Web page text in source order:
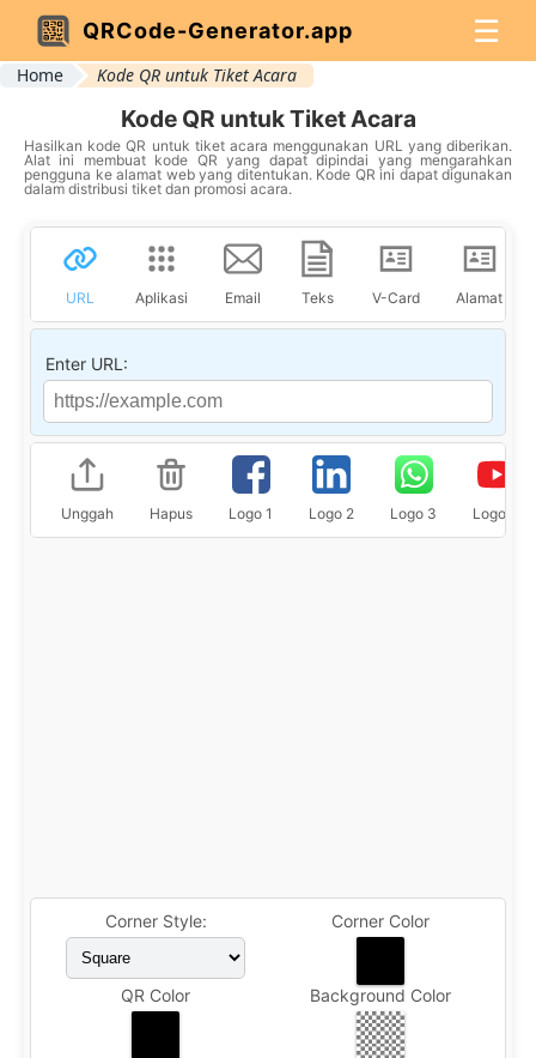
QRCode-Generator.app ☰
Home Kode QR untuk Tiket Acara
Kode QR untuk Tiket Acara
Hasilkan kode QR untuk tiket acara menggunakan URL yang diberikan.
Alat ini membuat kode QR yang dapat dipindai yang mengarahkan
pengguna ke alamat web yang ditentukan. Kode QR ini dapat digunakan
dalam distribusi tiket dan promosi acara.
URL Aplikasi Email Teks V-Card Alamat
Enter URL:
Unggah Hapus Logo 1 Logo 2 Logo 3 Logo 4
Corner Style: Corner Color
QR Color Background Color